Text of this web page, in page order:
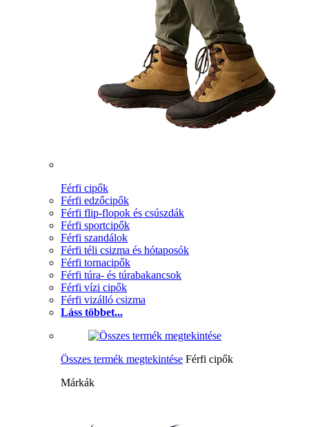
Férfi cipők
Férfi edzőcipők
Férfi flip-flopok és csúszdák
Férfi sportcipők
Férfi szandálok
Férfi téli csizma és hótaposók
Férfi tornacipők
Férfi túra- és túrabakancsok
Férfi vízi cipők
Férfi vizálló csizma
Láss többet...
Összes termék megtekintése Férfi cipők
Márkák